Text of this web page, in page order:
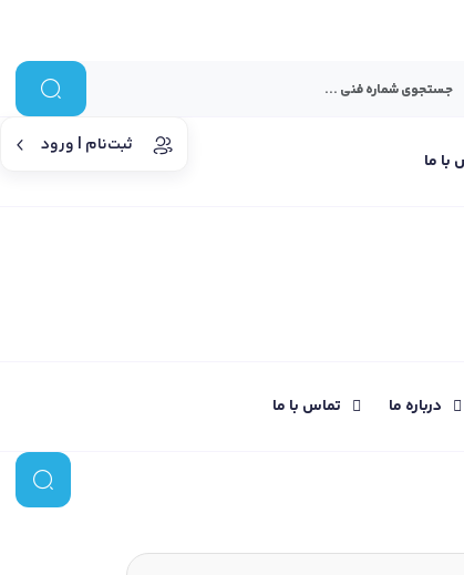
ثبت‌نام | ورود
با ما
درباره ما تماس با ما